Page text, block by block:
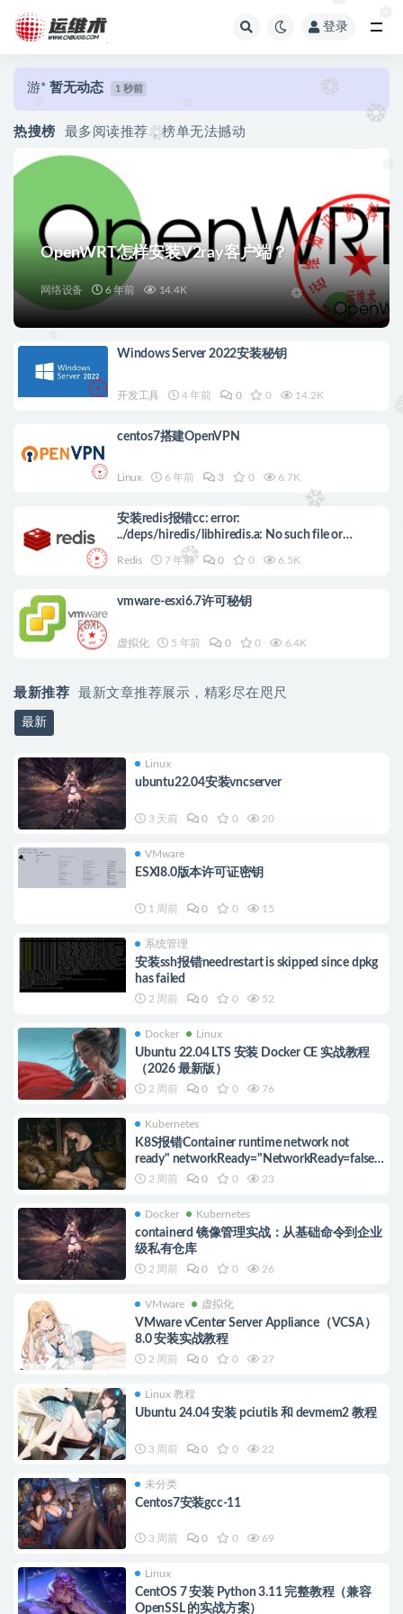
登录
游* 暂无动态 1 秒前
热搜榜 最多阅读推荐，榜单无法撼动
OpenWRT怎样安装V2ray客户端？
网络设备 6 年前 14.4K
Windows Server 2022安装秘钥
开发工具 4 年前 0 0 14.2K
centos7搭建OpenVPN
Linux 6 年前 3 0 6.7K
安装redis报错cc: error:
../deps/hiredis/libhiredis.a: No such file or
directory的解决办法
Redis 7 年前 0 0 6.5K
vmware-esxi6.7许可秘钥
虚拟化 5 年前 0 0 6.4K
最新推荐 最新文章推荐展示，精彩尽在咫尺
最新
Linux
ubuntu22.04安装vncserver
3 天前 0 0 20
VMware
ESXI8.0版本许可证密钥
1 周前 0 0 15
系统管理
安装ssh报错needrestart is skipped since dpkg
has failed
2 周前 0 0 52
Docker Linux
Ubuntu 22.04 LTS 安装 Docker CE 实战教程
（2026 最新版）
2 周前 0 0 76
Kubernetes
K8S报错Container runtime network not
ready" networkReady="NetworkReady=false
reason:NetworkPluginNotReady的解决方案
2 周前 0 0 23
Docker Kubernetes
containerd 镜像管理实战：从基础命令到企业
级私有仓库
2 周前 0 0 26
VMware 虚拟化
VMware vCenter Server Appliance（VCSA）
8.0 安装实战教程
2 周前 0 0 27
Linux 教程
Ubuntu 24.04 安装 pciutils 和 devmem2 教程
3 周前 0 0 22
未分类
Centos7安装gcc-11
3 周前 0 0 69
Linux
CentOS 7 安装 Python 3.11 完整教程（兼容
OpenSSL 的实战方案）